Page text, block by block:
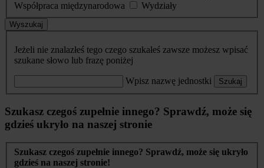
Współpraca międzynarodowa
Wydziały
Wyszukaj
Jeżeli nie znalazłeś tego czego szukałeś zawsze możesz wpisać
szukane słowo lub frazę poniżej
Wpisz nazwę jednostki Szukaj
Szukasz czegoś zupełnie innego? Sprawdź, może się
gdzieś ukryło na naszej stronie
Szukasz czegoś zupełnie innego? Sprawdź, może się ukryło
gdzieś na naszej stronie!